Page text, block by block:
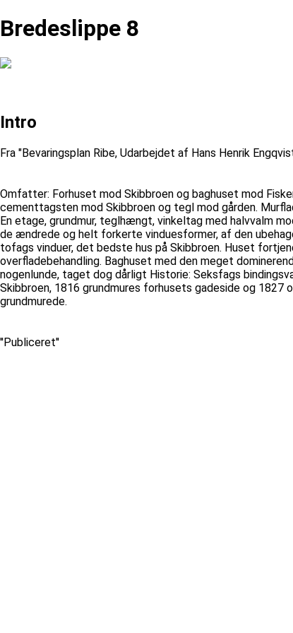
Bredeslippe 8
Intro
Fra "Bevaringsplan Ribe, Udarbejdet af Hans Henrik
Omfatter: Forhuset mod Skibbroen og baghuset mod
cementtagsten mod Skibbroen og tegl mod gården.
En etage, grundmur, teglhængt, vinkeltag med halvvalm
de ændrede og helt forkerte vinduesformer, af den
tofags vinduer, det bedste hus på Skibbroen. Huset
overfladebehandling. Baghuset med den meget
nogenlunde, taget dog dårligt Historie: Seksfags
Skibbroen, 1816 grundmures forhusets gadeside og 1827
grundmurede.
''Publiceret''